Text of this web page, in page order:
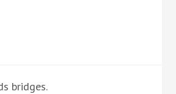
bridges.